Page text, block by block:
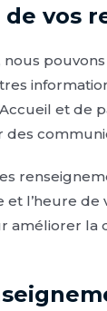
vos
nous
et
l’heure
améliorer